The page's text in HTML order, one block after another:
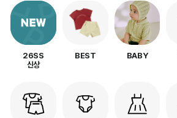
26SS
신상
BEST BABY